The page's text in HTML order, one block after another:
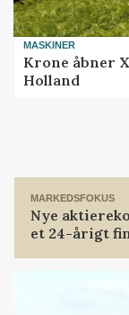
MASKINER
Krone åbner
Holland
MARKEDSFOKUS
Nye
et 24-årigt